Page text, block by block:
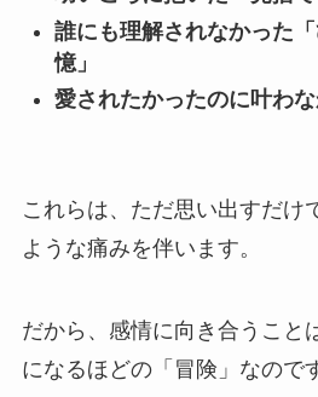
誰にも理解されなかった
憶」
愛されたかったのに叶わな
これらは、ただ思い出すだけ
ような痛みを伴います。
だから、感情に向き合うこと
になるほどの「冒険」なので